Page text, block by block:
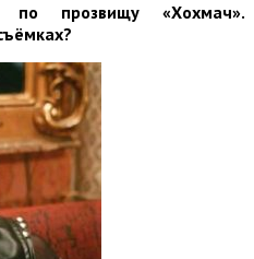
прозвищу «Хохмач».